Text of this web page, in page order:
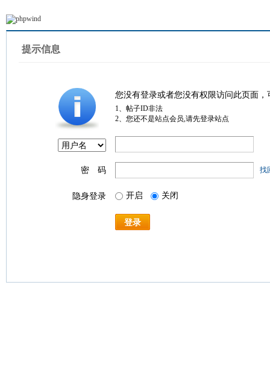
提示信息
您没有登录或者您没有权限访问此页面
1、帖子ID非法
2、您还不是站点会员,请先登录站点
密 码 找
隐身登录 开启 关闭
登录